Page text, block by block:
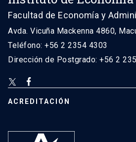
Facultad de Economía y
Avda. Vicuña Mackenna 4860,
Teléfono: +56 2 2354 4303
Dirección de Postgrado: +56 2
ACREDITACIÓN